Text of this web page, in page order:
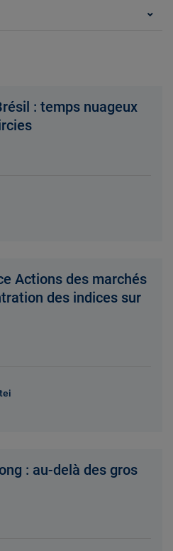
: temps nuageux
Actions des marchés
des indices sur
: au-delà des gros